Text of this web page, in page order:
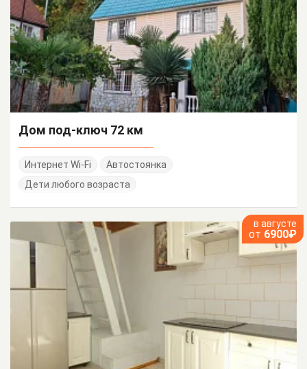
Дом под-ключ 72 км
Интернет Wi-Fi
Автостоянка
Дети любого возраста
в августе
от 6900₽